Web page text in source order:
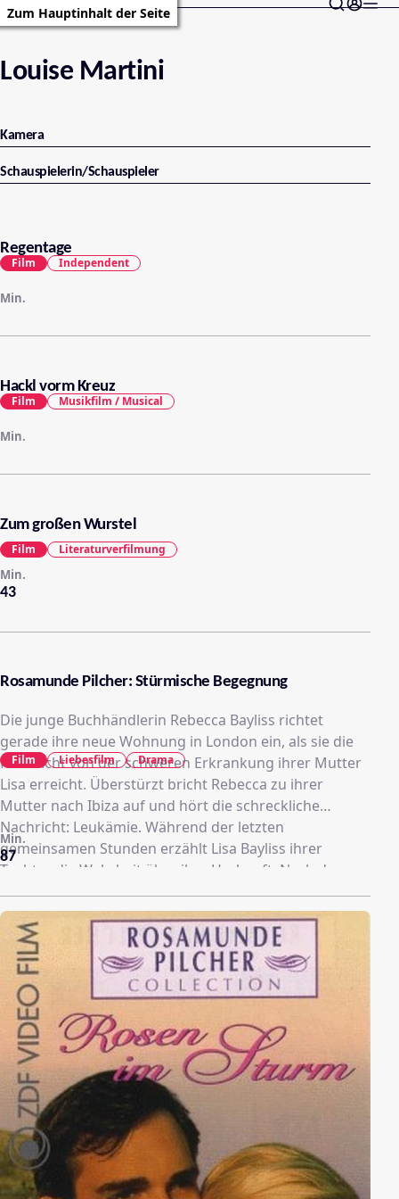
Zum Hauptinhalt der Seite
Louise Martini
Kamera
Schauspielerin/Schauspieler
Regentage
Min.
Film Independent
Hackl vorm Kreuz
Min.
Film Musikfilm / Musical
Zum großen Wurstel
43
Min.
Film Literaturverfilmung
Rosamunde Pilcher: Stürmische Begegnung
Die junge Buchhändlerin Rebecca Bayliss richtet
gerade ihre neue Wohnung in London ein, als sie die
Nachricht von der schweren Erkrankung ihrer Mutter
Lisa erreicht. Überstürzt bricht Rebecca zu ihrer
Mutter nach Ibiza auf und hört die schreckliche
Nachricht: Leukämie. Während der letzten
gemeinsamen Stunden erzählt Lisa Bayliss ihrer
Tochter die Wahrheit über ihre Herkunft. Nach dem
Tod ihrer Mutter beginnt Rebecca, den verwischten
Spuren ihrer Verwandtschaft zu folgen. Auf dem
großväterlichen Landgut Boscarva wird sie
unversehens in die plötzlich aufbrechenden
Familienstreitigkeiten verwickelt. Dem Geheimnis auf
der Spur, gerät sie in einen Strudel widerstreitender
Gefühle. Zwei Männer erliegen der Faszination ihrer
Schönheit.
87
Min.
Film Liebesfilm Drama